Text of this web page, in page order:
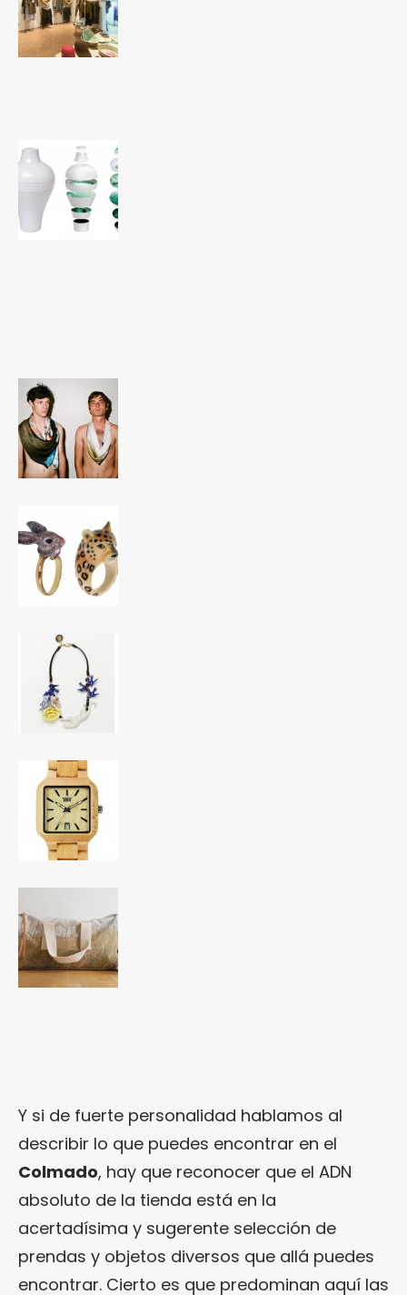
Y si de fuerte personalidad hablamos al
describir lo que puedes encontrar en el
Colmado, hay que reconocer que el ADN
absoluto de la tienda está en la
acertadísima y sugerente selección de
prendas y objetos diversos que allá puedes
encontrar. Cierto es que predominan aquí las